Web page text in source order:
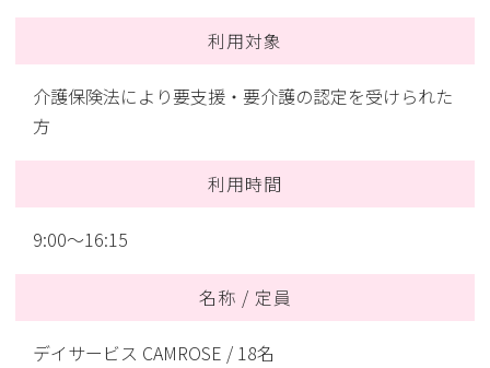
利用対象
介護保険法により要支援・要介護の認定を受けられた
方
利用時間
9:00～16:15
名称 / 定員
デイサービス CAMROSE / 18名